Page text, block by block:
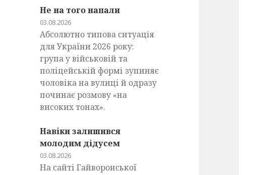
Не на того напали
03.08.2026
Абсолютно типова ситуація
для України 2026 року:
група у військовій та
поліцейській формі зупиняє
чоловіка на вулиці й одразу
починає розмову «на
високих тонах».
Навіки залишився
молодим дідусем
03.08.2026
На сайті Гайворонської